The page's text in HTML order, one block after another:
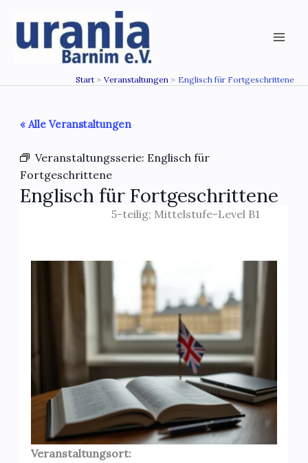
Inhalt
springen
Start Veranstaltungen Englisch für Fortgeschrittene
« Alle Veranstaltungen
Veranstaltungsserie: Englisch für
Fortgeschrittene
Englisch für Fortgeschrittene
5-teilig; Mittelstufe-Level B1
Veranstaltungsort: